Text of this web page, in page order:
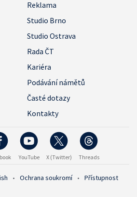
Reklama
Studio Brno
Studio Ostrava
Rada ČT
Kariéra
Podávání námětů
Časté dotazy
Kontakty
YouTube X (Twitter) Threads
• Ochrana soukromí • Přístupnost